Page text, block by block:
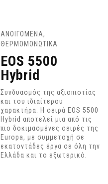
ΑΝΟΙΓΟΜΕΝΑ,
ΘΕΡΜΟΜΟΝΩΤΙΚΑ
EOS 5500
Hybrid
Συνδυασμός της αξιοπιστίας
και του ιδιαίτερου
χαρακτήρα. Η σειρά EOS 5500
Hybrid αποτελεί μια από τις
πιο δοκιμασμένες σειρές της
Europa, με συμμετοχή σε
εκατοντάδες έργα σε όλη την
Ελλάδα και το εξωτερικό.